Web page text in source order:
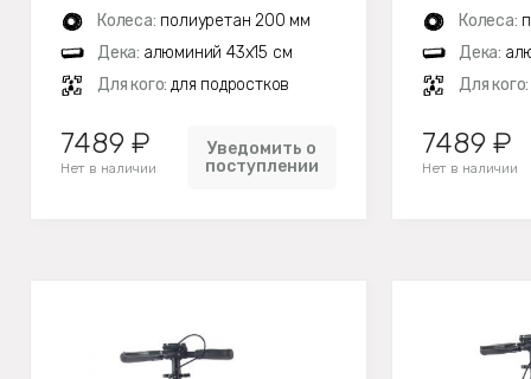
Колеса: полиуретан 200 мм
Дека: алюминий 43х15 см
Для кого: для подростков
7489 ₽
Нет в наличии
Уведомить о
поступлении
Колеса:
Дека:
Для кого:
7489 ₽
Нет в наличии